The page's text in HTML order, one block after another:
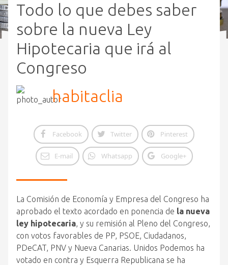
Todo lo que debes saber
sobre la nueva Ley
Hipotecaria que irá al
Congreso
habitaclia
Facebook Twitter Pinterest
E-mail Whatsapp Google+
La Comisión de Economía y Empresa del Congreso ha
aprobado el texto acordado en ponencia de la nueva
ley hipotecaria, y su remisión al Pleno del Congreso,
con votos favorables de PP, PSOE, Ciudadanos,
PDeCAT, PNV y Nueva Canarias. Unidos Podemos ha
votado en contra y Esquerra Republicana se ha